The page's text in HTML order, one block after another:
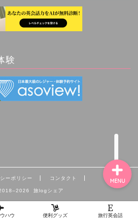
験
ーポリシー コンタクト
旅logシェア
ハウ 便利グッズ 旅行英会話
MENU
アジア（Asia）
ーロッパ（Europe）